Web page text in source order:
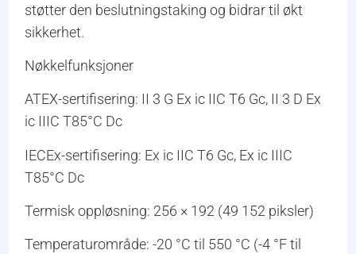
støtter den beslutningstaking og bidrar til økt
sikkerhet.
Nøkkelfunksjoner
ATEX-sertifisering: II 3 G Ex ic IIC T6 Gc, II 3 D Ex
ic IIIC T85°C Dc
IECEx-sertifisering: Ex ic IIC T6 Gc, Ex ic IIIC
T85°C Dc
Termisk oppløsning: 256 × 192 (49 152 piksler)
Temperaturområde: -20 °C til 550 °C (-4 °F til